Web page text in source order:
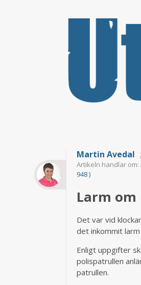
Martin Avedal
Artikeln handlar om:
948 )
Larm om
Det var vid
det inkommit
Enligt uppgifter
polispatrullen
patrullen.